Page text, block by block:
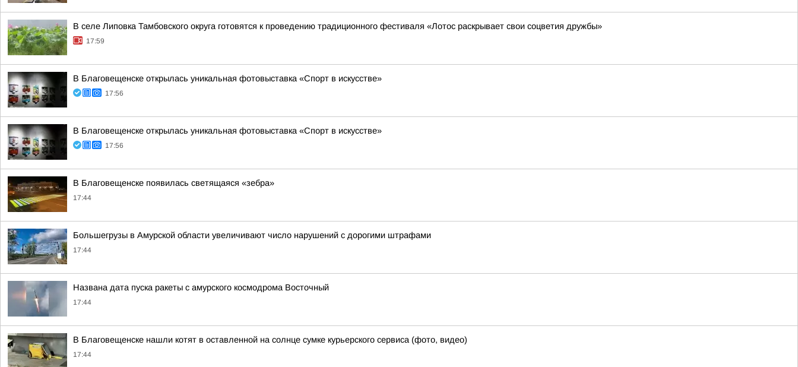
В селе Липовка Тамбовского округа готовятся к проведению традиционного фестиваля «Лотос раскрывает свои соцветия дружбы»
17:59
В Благовещенске открылась уникальная фотовыставка «Спорт в искусстве»
17:56
В Благовещенске открылась уникальная фотовыставка «Спорт в искусстве»
17:56
В Благовещенске появилась светящаяся «зебра»
17:44
Большегрузы в Амурской области увеличивают число нарушений с дорогими штрафами
17:44
Названа дата пуска ракеты с амурского космодрома Восточный
17:44
В Благовещенске нашли котят в оставленной на солнце сумке курьерского сервиса (фото, видео)
17:44